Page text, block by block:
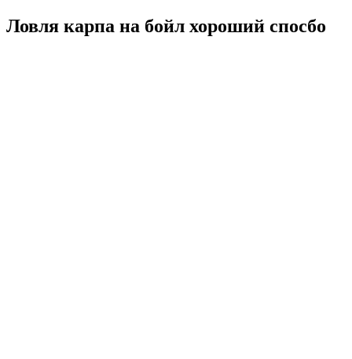
Ловля карпа на бойл хороший спосбо